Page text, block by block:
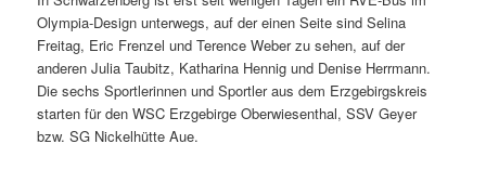
Olympia-Design unter­wegs, auf der einen Seite sind Selina
Freitag, Eric Frenzel und Terence Weber zu sehen, auf der
anderen Julia Taubitz, Katharina Hennig und Denise Herrmann.
Die sechs Sportlerinnen und Sportler aus dem Erzgebirgskreis
starten für den WSC Erzgebirge Oberwiesenthal, SSV Geyer
bzw. SG Nickelhütte Aue.